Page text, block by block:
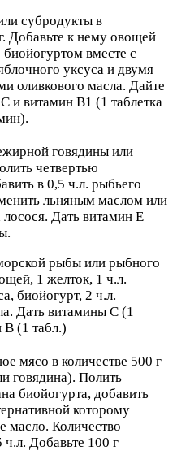
субродукты в
Добавьте к нему овощей
вместе с
уксуса и двумя
оливкового масла. Дайте
и витамин В1 (1 таблетка
говядины или
четвертью
в 0,5 ч.л. рыбьего
льняным маслом или
Дать витамин E
рыбы или рыбного
1 желток, 1 ч.л.
биойогурт, 2 ч.л.
Дать витамины С (1
В (1 табл.)
мясо в количестве 500 г
говядина). Полить
биойогурта, добавить
которому
масло. Количество
Добавьте 100 г